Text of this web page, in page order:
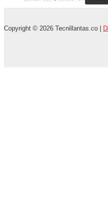
Copyright © 2026 Tecnillantas.co |